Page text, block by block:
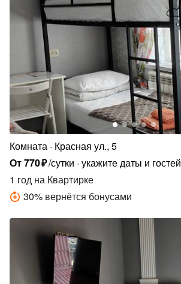
Комната Красная ул., 5
От770₽/сутки укажите даты и гостей
1 год на Квартирке
30% вернётся бонусами